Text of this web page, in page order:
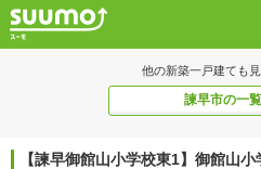
他の新築一戸建ても
諫早市の一
【諫早御館山小学校東1】御館山